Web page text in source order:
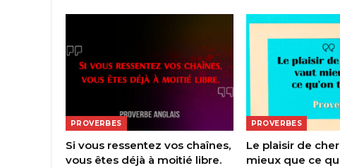
PROVERBES
Si vous ressentez vos chaînes,
vous êtes déjà à moitié libre.
PROVERBES
Le plaisir de
mieux que ce